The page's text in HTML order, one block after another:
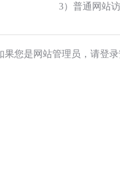
3）普通网站
果您是网站管理员，请登